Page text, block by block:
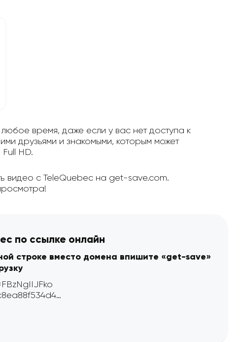
время, даже если у вас нет доступа к
друзьями и знакомыми, которым может
HD.
видео с TeleQuebec на get-save.com.
по ссылке онлайн
строке вместо домена впишите «get-save»